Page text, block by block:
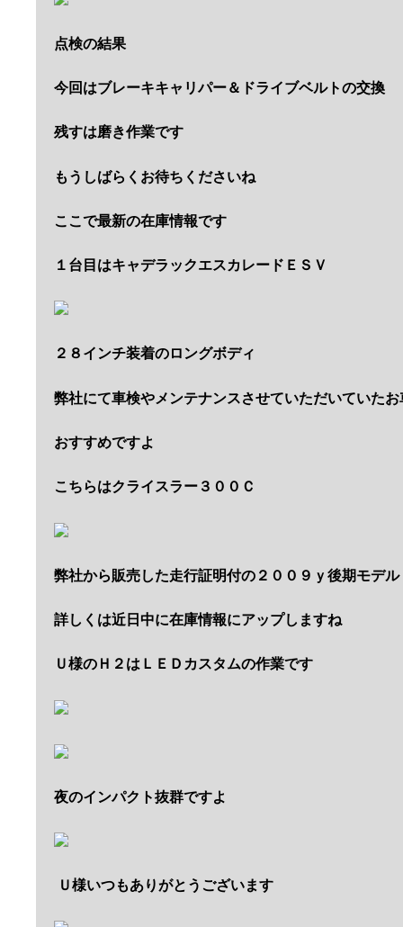
点検の結果
今回はブレーキキャリパー＆ドライブベルトの交換
残すは磨き作業です
もうしばらくお待ちくださいね
ここで最新の在庫情報です
１台目はキャデラックエスカレードＥＳＶ
２８インチ装着のロングボディ
弊社にて車検やメンテナンスさせていただいていたお
おすすめですよ
こちらはクライスラー３００Ｃ
弊社から販売した走行証明付の２００９ｙ後期モデル
詳しくは近日中に在庫情報にアップしますね
Ｕ様のＨ２はＬＥＤカスタムの作業です
夜のインパクト抜群ですよ
Ｕ様いつもありがとうございます